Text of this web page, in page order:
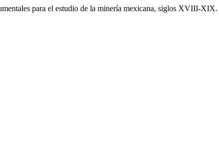
para el estudio de la minería mexicana, siglos XVIII-XIX.